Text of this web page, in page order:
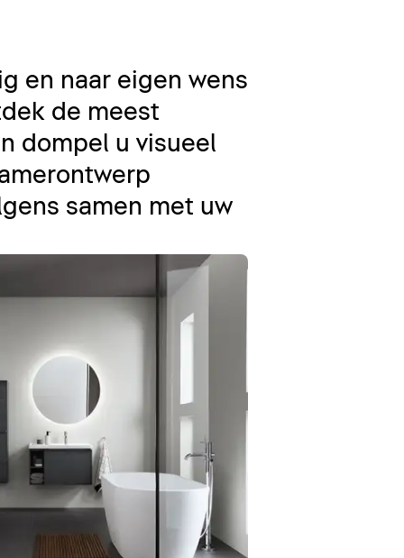
en naar eigen wens
de meest
dompel u visueel
samen met uw